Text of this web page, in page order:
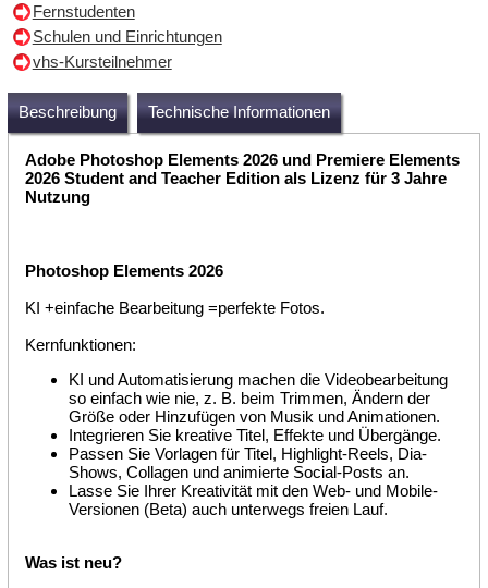
Fernstudenten
Schulen und Einrichtungen
vhs-Kursteilnehmer
Beschreibung Technische Informationen
Adobe Photoshop Elements 2026 und Premiere Elements
2026 Student and Teacher Edition als Lizenz für 3 Jahre
Nutzung
Photoshop Elements 2026
KI +einfache Bearbeitung =perfekte Fotos.
Kernfunktionen:
KI und Automatisierung machen die Videobearbeitung
so einfach wie nie, z. B. beim Trimmen, Ändern der
Größe oder Hinzufügen von Musik und Animationen.
Integrieren Sie kreative Titel, Effekte und Übergänge.
Passen Sie Vorlagen für Titel, Highlight-Reels, Dia-
Shows, Collagen und animierte Social-Posts an.
Lasse Sie Ihrer Kreativität mit den Web- und Mobile-
Versionen (Beta) auch unterwegs freien Lauf.
Was ist neu?